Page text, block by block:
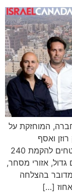
המוחזקת על
ואסף
טוכמאייר. דה מרקר מדווח כי במכרז יועדו שטחים להקמת 240
גדול, אזורי מסחר,
בהצלחה
אחוז […]